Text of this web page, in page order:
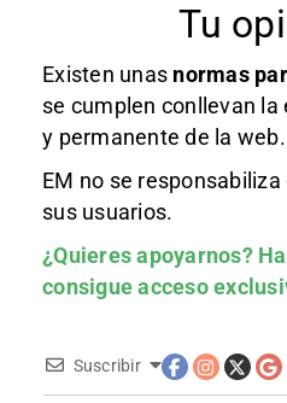
Tu
Existen unas normas
se cumplen conllevan
y permanente de la web.
EM no se
sus usuarios.
¿Quieres apoyarnos?
consigue acceso
Suscribir